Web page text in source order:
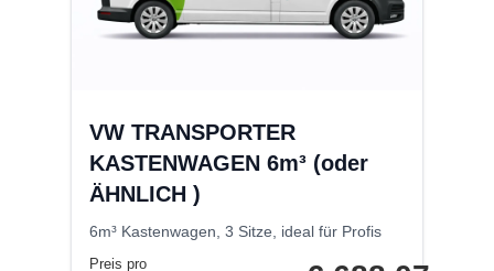
VW TRANSPORTER
KASTENWAGEN 6m³ (oder
ÄHNLICH )
6m³ Kastenwagen, 3 Sitze, ideal für Profis
Preis pro